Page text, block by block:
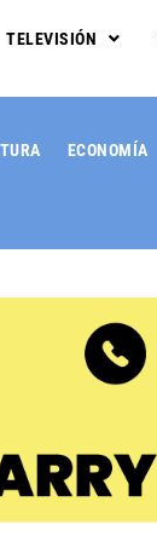
TELEVISIÓN
ECONOMÍA